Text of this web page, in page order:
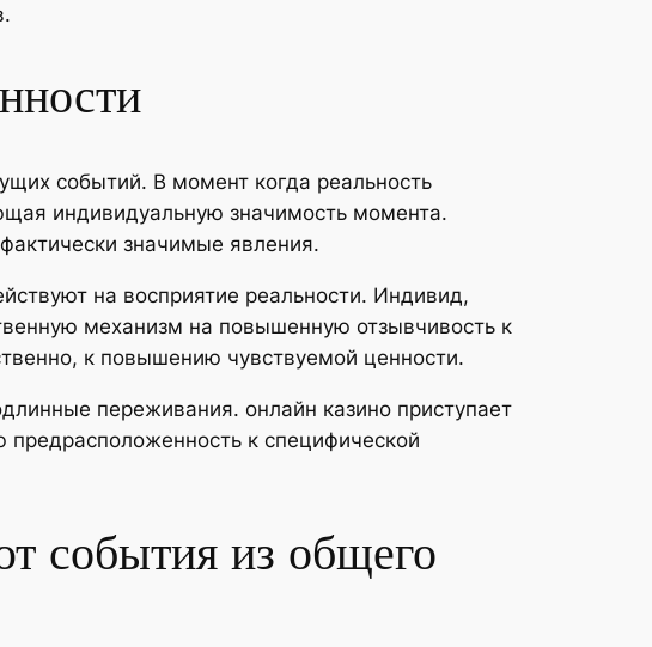
событий. В момент когда реальность
индивидуальную значимость момента.
значимые явления.
на восприятие реальности. Индивид,
механизм на повышенную отзывчивость к
к повышению чувствуемой ценности.
переживания. онлайн казино приступает
к специфической
события из общего